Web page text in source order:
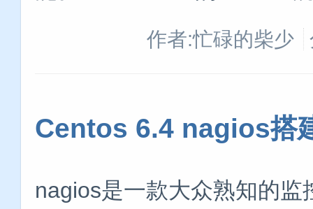
作者:忙碌的柴少
Centos 6.4 nagios搭
nagios是一款大众熟知的